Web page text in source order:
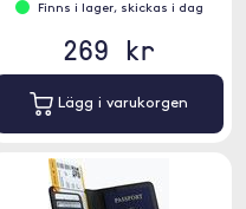
Finns i lager, skickas i dag
269 kr
Lägg i varukorgen